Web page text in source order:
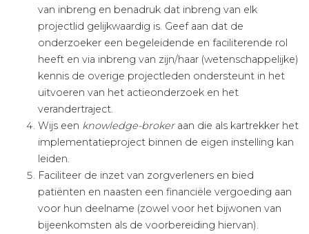
van inbreng en benadruk dat inbreng van elk
projectlid gelijkwaardig is. Geef aan dat de
onderzoeker een begeleidende en faciliterende rol
heeft en via inbreng van zijn/haar (wetenschappelijke)
kennis de overige projectleden ondersteunt in het
uitvoeren van het actieonderzoek en het
verandertraject.
Wijs een knowledge-broker aan die als kartrekker het
implementatieproject binnen de eigen instelling kan
leiden.
Faciliteer de inzet van zorgverleners en bied
patiënten en naasten een financiële vergoeding aan
voor hun deelname (zowel voor het bijwonen van
bijeenkomsten als de voor­bereiding hiervan).